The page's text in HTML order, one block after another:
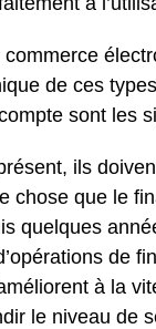
de ces
sont les
ils
chose que le
quelques
de
à la
le niveau de